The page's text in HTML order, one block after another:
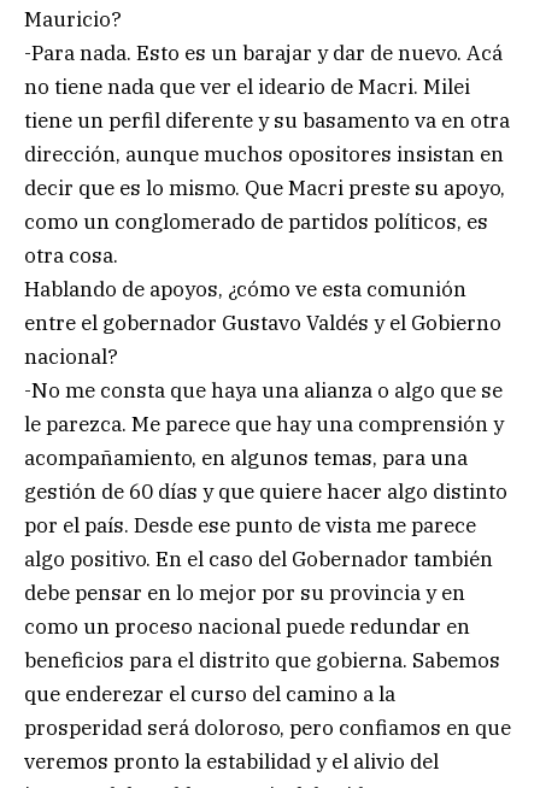
Mauricio?
-Para nada. Esto es un barajar y dar de nuevo. Acá
no tiene nada que ver el ideario de Macri. Milei
tiene un perfil diferente y su basamento va en otra
dirección, aunque muchos opositores insistan en
decir que es lo mismo. Que Macri preste su apoyo,
como un conglomerado de partidos políticos, es
otra cosa.
Hablando de apoyos, ¿cómo ve esta comunión
entre el gobernador Gustavo Valdés y el Gobierno
nacional?
-No me consta que haya una alianza o algo que se
le parezca. Me parece que hay una comprensión y
acompañamiento, en algunos temas, para una
gestión de 60 días y que quiere hacer algo distinto
por el país. Desde ese punto de vista me parece
algo positivo. En el caso del Gobernador también
debe pensar en lo mejor por su provincia y en
como un proceso nacional puede redundar en
beneficios para el distrito que gobierna. Sabemos
que enderezar el curso del camino a la
prosperidad será doloroso, pero confiamos en que
veremos pronto la estabilidad y el alivio del